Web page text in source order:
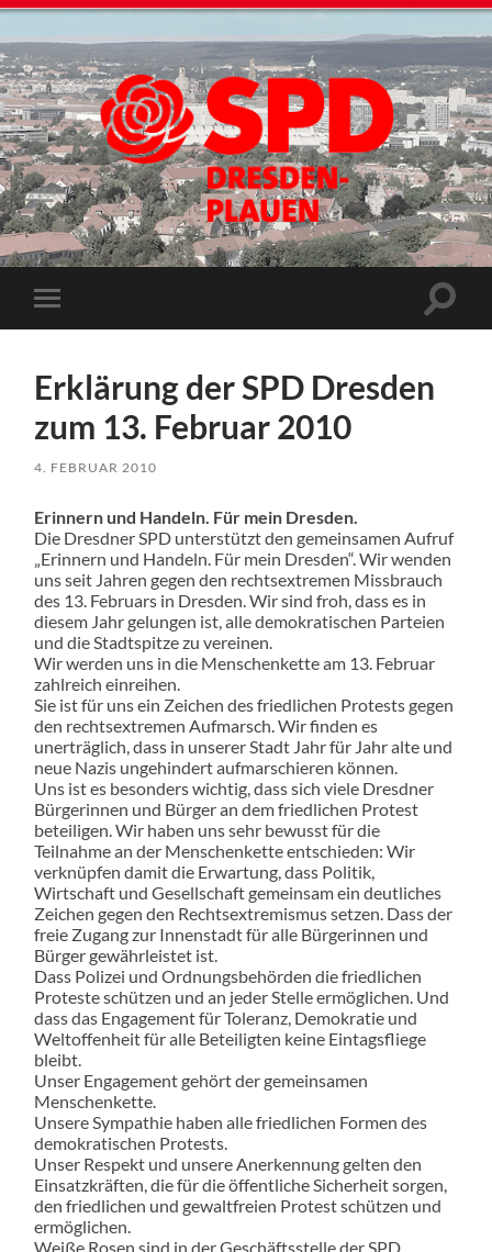
Erklärung der SPD Dresden
zum 13. Februar 2010
4. FEBRUAR 2010
Erinnern und Handeln. Für mein Dresden.
Die Dresdner SPD unterstützt den gemeinsamen Aufruf
„Erinnern und Handeln. Für mein Dresden“. Wir wenden
uns seit Jahren gegen den rechtsextremen Missbrauch
des 13. Februars in Dresden. Wir sind froh, dass es in
diesem Jahr gelungen ist, alle demokratischen Parteien
und die Stadtspitze zu vereinen.
Wir werden uns in die Menschenkette am 13. Februar
zahlreich einreihen.
Sie ist für uns ein Zeichen des friedlichen Protests gegen
den rechtsextremen Aufmarsch. Wir finden es
unerträglich, dass in unserer Stadt Jahr für Jahr alte und
neue Nazis ungehindert aufmarschieren können.
Uns ist es besonders wichtig, dass sich viele Dresdner
Bürgerinnen und Bürger an dem friedlichen Protest
beteiligen. Wir haben uns sehr bewusst für die
Teilnahme an der Menschenkette entschieden: Wir
verknüpfen damit die Erwartung, dass Politik,
Wirtschaft und Gesellschaft gemeinsam ein deutliches
Zeichen gegen den Rechtsextremismus setzen. Dass der
freie Zugang zur Innenstadt für alle Bürgerinnen und
Bürger gewährleistet ist.
Dass Polizei und Ordnungsbehörden die friedlichen
Proteste schützen und an jeder Stelle ermöglichen. Und
dass das Engagement für Toleranz, Demokratie und
Weltoffenheit für alle Beteiligten keine Eintagsfliege
bleibt.
Unser Engagement gehört der gemeinsamen
Menschenkette.
Unsere Sympathie haben alle friedlichen Formen des
demokratischen Protests.
Unser Respekt und unsere Anerkennung gelten den
Einsatzkräften, die für die öffentliche Sicherheit sorgen,
den friedlichen und gewaltfreien Protest schützen und
ermöglichen.
Weiße Rosen sind in der Geschäftsstelle der SPD